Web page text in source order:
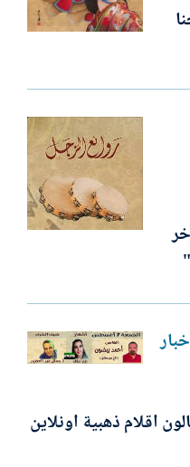
اقلام ذهبية اونلاين